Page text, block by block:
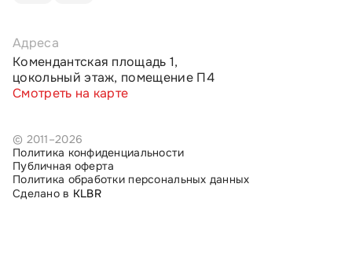
© 2011–2026
Политика конфиденциальности
Публичная оферта
Политика обработки персональных данных
Сделано в KLBR
Адреса
Комендантская площадь 1,
цокольный этаж, помещение П4
Смотреть на карте